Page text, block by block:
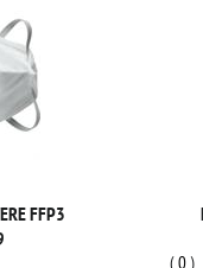
FFP3
(0)